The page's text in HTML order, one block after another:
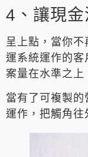
4、讓現
呈上點，當你
運系統運作的客
案量在水準之上
當有了可複製
運作，把觸角往